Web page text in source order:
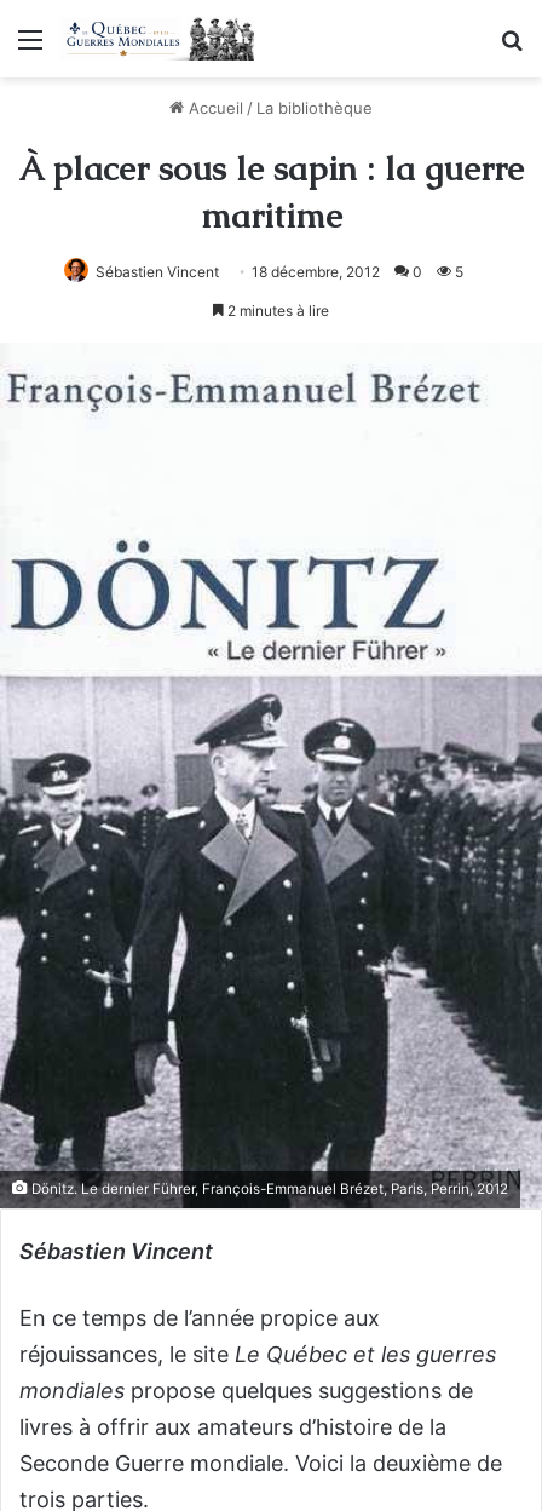
Menu
Accueil / La bibliothèque
À placer sous le sapin : la guerre
maritime
Sébastien Vincent 18 décembre, 2012 0 5
2 minutes à lire
Dönitz. Le dernier Führer, François-Emmanuel Brézet, Paris, Perrin, 2012
Sébastien Vincent
En ce temps de l’année propice aux
réjouissances, le site Le Québec et les guerres
mondiales propose quelques suggestions de
livres à offrir aux amateurs d’histoire de la
Seconde Guerre mondiale. Voici la deuxième de
trois parties.